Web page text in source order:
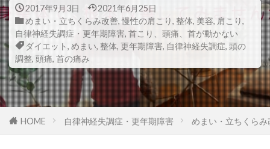
2017年9月3日
2021年6月25日
めまい・立ちくらみ改善,慢性の肩こり, 整体, 美容, 肩こり,
自律神経失調症・更年期障害, 首こり、頭痛、首が動かない
ダイエット, めまい, 整体, 更年期障害, 自律神経失調症, 頭の
調整, 頭痛, 首の痛み
HOME 自律神経失調症・更年期障害 めまい・立ちくらみ